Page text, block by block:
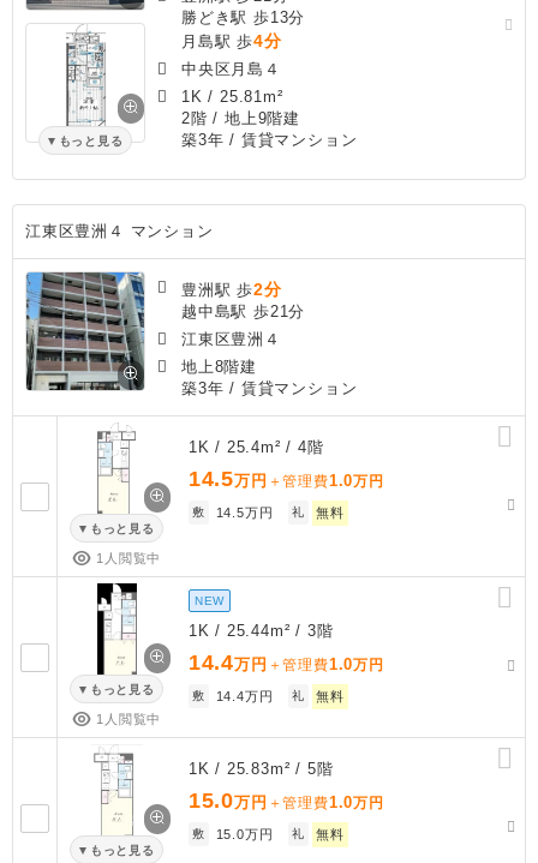
もっと見る
勝どき駅 歩13分
月島駅 歩4分
中央区月島４
1K / 25.81m²
2階 / 地上9階建
築3年 / 賃貸マンション
江東区豊洲４ マンション
豊洲駅 歩2分
越中島駅 歩21分
江東区豊洲４
地上8階建
築3年 / 賃貸マンション
もっと見る
1人閲覧中
1K / 25.4m² / 4階
14.5万円 ＋管理費1.0万円
敷 14.5万円 礼 無料
もっと見る
1人閲覧中
NEW
1K / 25.44m² / 3階
14.4万円 ＋管理費1.0万円
敷 14.4万円 礼 無料
もっと見る
1K / 25.83m² / 5階
15.0万円 ＋管理費1.0万円
敷 15.0万円 礼 無料